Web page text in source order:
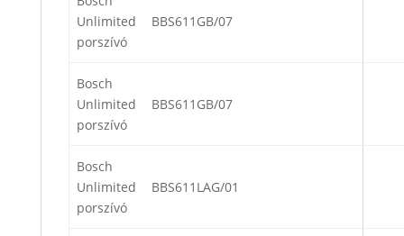
Unlimited
porszívó
BBS611GB/07
Bosch
Unlimited
porszívó
BBS611GB/07
Bosch
Unlimited
porszívó
BBS611LAG/01